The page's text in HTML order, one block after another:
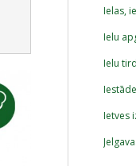
Ielas,
Ielu
Ielu
Iestāde
Ietves